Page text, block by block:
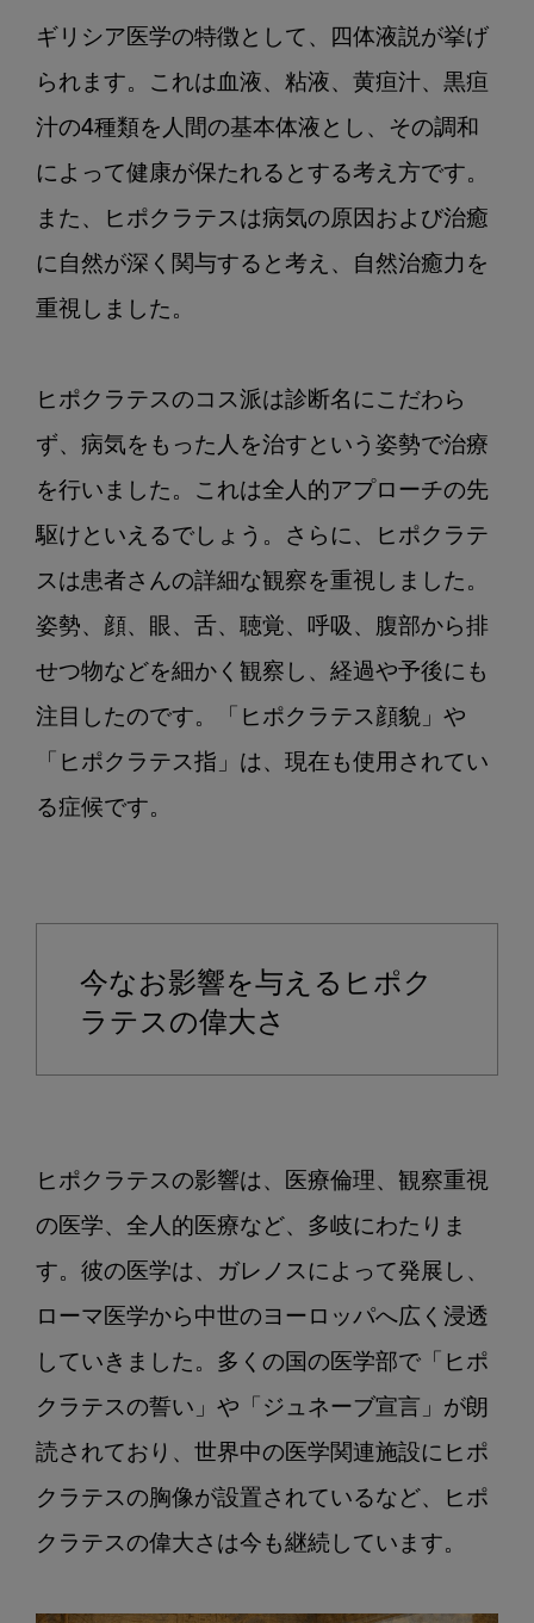
ギリシア医学の特徴として、四体液説が挙げ
られます。これは血液、粘液、黄疸汁、黒疸
汁の4種類を人間の基本体液とし、その調和
によって健康が保たれるとする考え方です。
また、ヒポクラテスは病気の原因および治癒
に自然が深く関与すると考え、自然治癒力を
重視しました。
ヒポクラテスのコス派は診断名にこだわら
ず、病気をもった人を治すという姿勢で治療
を行いました。これは全人的アプローチの先
駆けといえるでしょう。さらに、ヒポクラテ
スは患者さんの詳細な観察を重視しました。
姿勢、顔、眼、舌、聴覚、呼吸、腹部から排
せつ物などを細かく観察し、経過や予後にも
注目したのです。「ヒポクラテス顔貌」や
「ヒポクラテス指」は、現在も使用されてい
る症候です。
今なお影響を与えるヒポク
ラテスの偉大さ
ヒポクラテスの影響は、医療倫理、観察重視
の医学、全人的医療など、多岐にわたりま
す。彼の医学は、ガレノスによって発展し、
ローマ医学から中世のヨーロッパへ広く浸透
していきました。多くの国の医学部で「ヒポ
クラテスの誓い」や「ジュネーブ宣言」が朗
読されており、世界中の医学関連施設にヒポ
クラテスの胸像が設置されているなど、ヒポ
クラテスの偉大さは今も継続しています。